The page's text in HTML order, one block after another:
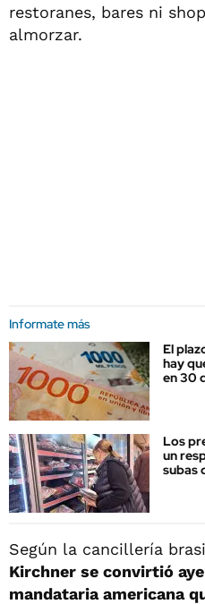
restoranes, bares ni
almorzar.
Informate más
El
hay
en 30
Los
un
subas
Según la cancillería
Kirchner se convirtió
mandataria americana